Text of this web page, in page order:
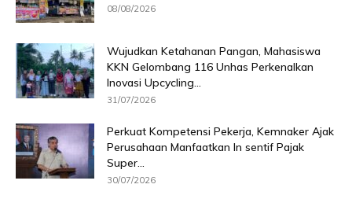
08/08/2026
Wujudkan Ketahanan Pangan, Mahasiswa
KKN Gelombang 116 Unhas Perkenalkan
Inovasi Upcycling...
31/07/2026
Perkuat Kompetensi Pekerja, Kemnaker Ajak
Perusahaan Manfaatkan In sentif Pajak
Super...
30/07/2026